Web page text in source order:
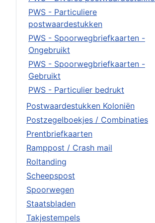
PWS - Particuliere
postwaardestukken
PWS - Spoorwegbriefkaarten -
Ongebruikt
PWS - Spoorwegbriefkaarten -
Gebruikt
PWS - Particulier bedrukt
Postwaardestukken Koloniën
Postzegelboekjes / Combinaties
Prentbriefkaarten
Ramppost / Crash mail
Roltanding
Scheepspost
Spoorwegen
Staatsbladen
Takjestempels